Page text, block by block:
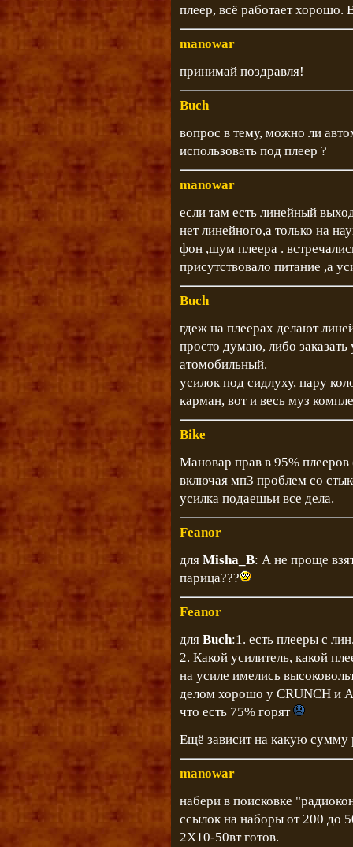
плеер, всё работает хорошо.
manowar
принимай поздравля!
Buch
вопрос в тему, можно ли
использовать под плеер ?
manowar
если там есть линейный
нет линейного,а только на
фон ,шум плеера .
присутствовало питание ,а
Buch
гдеж на плеерах делают
просто думаю, либо заказать
атомобильный.
усилок под сидлуху, пару
карман, вот и весь муз
Bike
Мановар прав в 95%
включая мп3 проблем со
усилка подаешьи все дела.
Feanor
для Misha_B: А не проще
парица???
Feanor
для Buch:1. есть плееры с
2. Какой усилитель, какой
на усиле имелись
делом хорошо у CRUNCH и
что есть 75% горят
Ещё зависит на какую
manowar
набери в поисковке
ссылок на наборы от 200 до
2Х10-50вт готов.